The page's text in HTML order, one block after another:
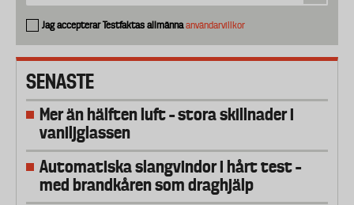
Jag accepterar Testfaktas allmännaanvändarvillkor
SENASTE
Mer än hälften luft – stora skillnader i
vaniljglassen
Automatiska slangvindor i hårt test –
med brandkåren som draghjälp